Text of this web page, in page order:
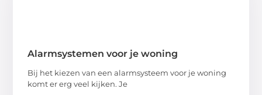
Alarmsystemen voor je woning
Bij het kiezen van een alarmsysteem voor je woning
komt er erg veel kijken. Je